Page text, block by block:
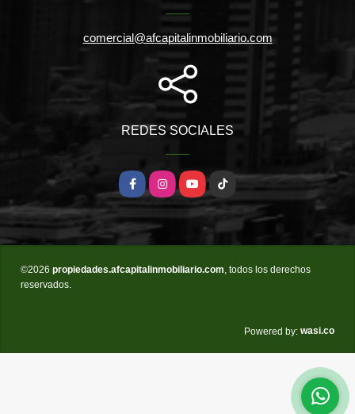
comercial@afcapitalinmobiliario.com
REDES SOCIALES
FacebookInstagramYouTubeTikTok
©2026 propiedades.afcapitalinmobiliario.com, todos los derechos
reservados.
Powered by: wasi.co